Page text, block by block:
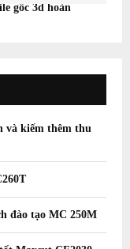
gốc 3d hoàn
và kiếm thêm thu
đào tạo MC 250M